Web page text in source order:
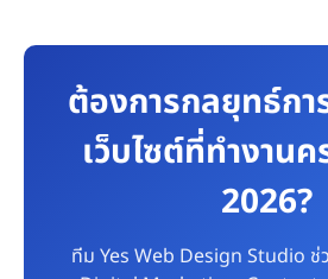
ต้องการกลยุทธ์กา
เว็บไซต์ที่ทำงาน
2026?
ทีม Yes Web Design Studio